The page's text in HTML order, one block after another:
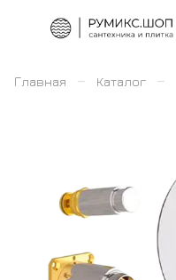
Главная – Каталог –